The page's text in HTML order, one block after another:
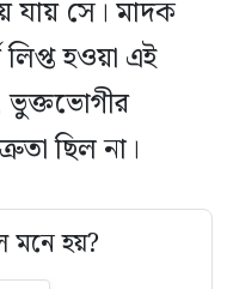
যায় সে। মাদক
হওয়া এই
ছিল না।
মনে হয়?